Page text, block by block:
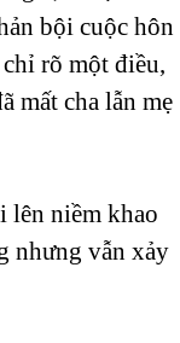
bội cuộc hôn
rõ một điều,
mất cha lẫn mẹ
lên niềm khao
nhưng vẫn xảy